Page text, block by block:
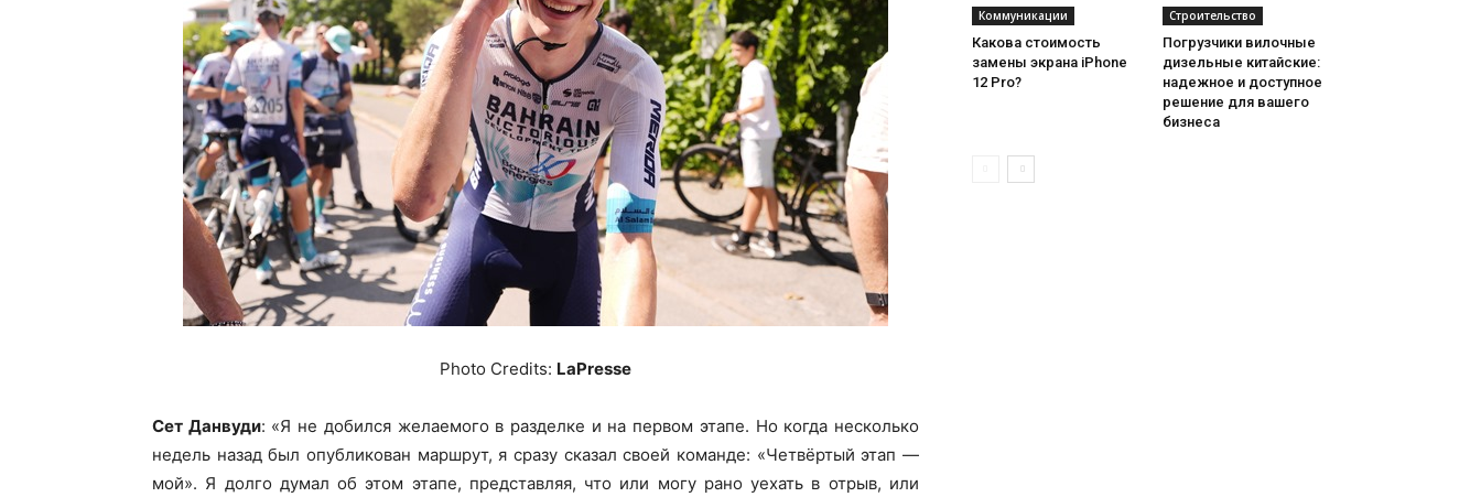
Photo Credits: LaPresse
Сет Данвуди: «Я не добился желаемого в разделке и на первом этапе. Но когда несколько
недель назад был опубликован маршрут, я сразу сказал своей команде: «Четвёртый этап —
мой». Я долго думал об этом этапе, представляя, что или могу рано уехать в отрыв, или
Коммуникации
Какова стоимость
замены экрана iPhone
12 Pro?
Строительство
Погрузчики вилочные
дизельные китайские:
надежное и доступное
решение для вашего
бизнеса